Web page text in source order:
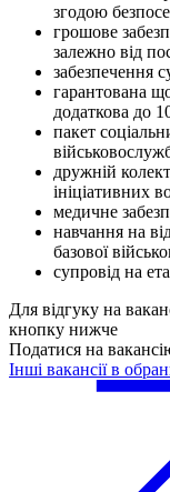
згодою
грошове
залежно від
забезпечення
гарантована
додаткова до
пакет
дружній
ініціативних
медичне
навчання на
базової
супровід на
Для відгуку на
кнопку нижче
Податися на
Інші вакансії в